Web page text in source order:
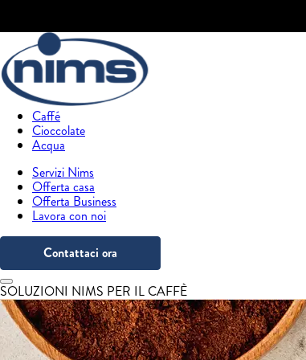
Caffé
Cioccolate
Acqua
Servizi Nims
Offerta casa
Offerta Business
Lavora con noi
Contattaci ora
SOLUZIONI NIMS PER IL CAFFÈ